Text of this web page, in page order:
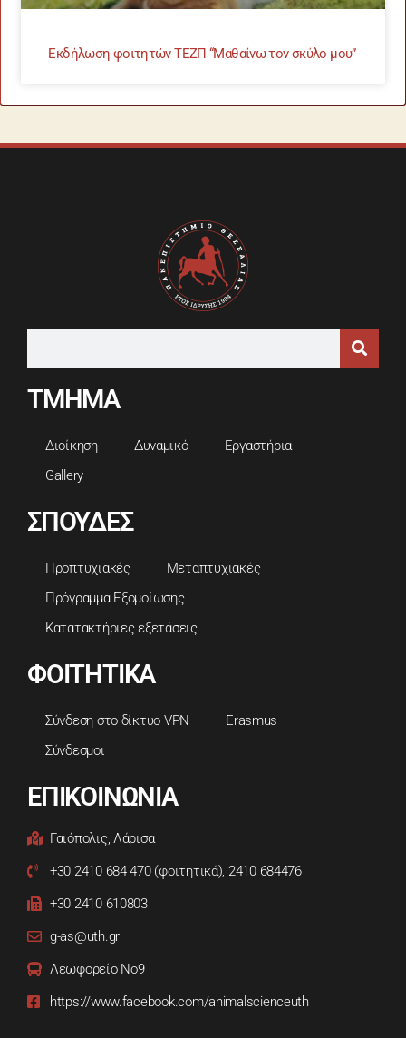
Εκδήλωση φοιτητών ΤΕΖΠ “Μαθαίνω τον σκύλο μου”
ΤΜΗΜΑ
Διοίκηση Δυναμικό
Εργαστήρια
Gallery
ΣΠΟΥΔΕΣ
Προπτυχιακές
Μεταπτυχιακές
Πρόγραμμα Εξομοίωσης
Κατατακτήριες εξετάσεις
ΦΟΙΤΗΤΙΚΑ
Σύνδεση στο δίκτυο VPN
Erasmus
Σύνδεσμοι
ΕΠΙΚΟΙΝΩΝΙΑ
Γαιόπολις, Λάρισα
+30 2410 684 470 (φοιτητικά), 2410 684476
+30 2410 610803
g-as@uth.gr
Λεωφορείο Νο9
https://www.facebook.com/animalscienceuth